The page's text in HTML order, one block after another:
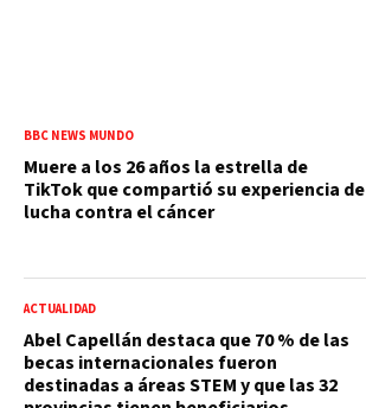
BBC NEWS MUNDO
Muere a los 26 años la estrella de
TikTok que compartió su experiencia de
lucha contra el cáncer
ACTUALIDAD
Abel Capellán destaca que 70 % de las
becas internacionales fueron
destinadas a áreas STEM y que las 32